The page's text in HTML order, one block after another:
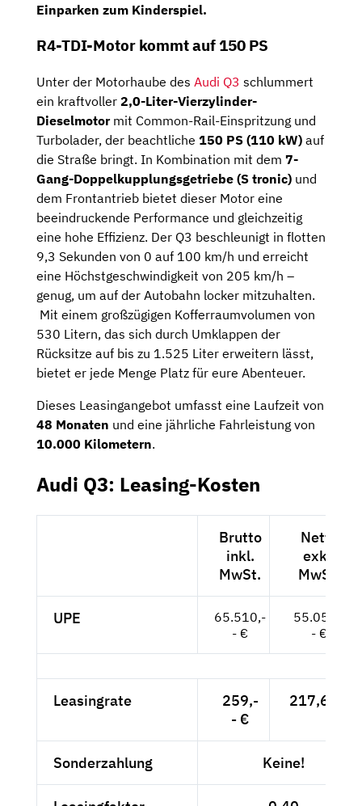
Einparken zum Kinderspiel.
R4-TDI-Motor kommt auf 150 PS
Unter der Motorhaube des Audi Q3 schlummert
ein kraftvoller 2,0-Liter-Vierzylinder-
Dieselmotormit Common-Rail-Einspritzung und
Turbolader, der beachtliche 150 PS (110 kW) auf
die Straße bringt. In Kombination mit dem 7-
Gang-Doppelkupplungsgetriebe (S tronic) und
dem Frontantrieb bietet dieser Motor eine
beeindruckende Performance und gleichzeitig
eine hohe Effizienz. Der Q3 beschleunigt in flotten
9,3 Sekunden von 0 auf 100 km/h und erreicht
eine Höchstgeschwindigkeit von 205 km/h –
genug, um auf der Autobahn locker mitzuhalten.
Mit einem großzügigen Kofferraumvolumen von
530 Litern, das sich durch Umklappen der
Rücksitze auf bis zu 1.525 Liter erweitern lässt,
bietet er jede Menge Platz für eure Abenteuer.
Dieses Leasingangebot umfasst eine Laufzeit von
48 Monaten und eine jährliche Fahrleistung von
10.000 Kilometern.
Audi Q3: Leasing-Kosten
Brutto
inkl.
MwSt.
Netto
exkl.
MwSt.
UPE
65.510,-
- €
55.050,-
- €
Leasingrate
259,-
- €
217,65 €
Sonderzahlung Keine!